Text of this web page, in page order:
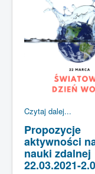
Czytaj dalej...
Propozycje
aktywności
nauki zdalnej
22.03.2021-